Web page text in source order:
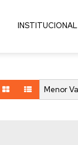
INSTITUCIONAL